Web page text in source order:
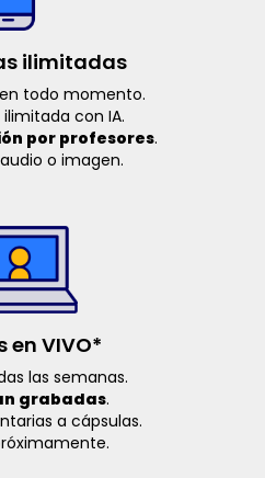
ilimitadas
todo momento.
con IA.
por profesores.
o imagen.
en VIVO*
las semanas.
grabadas.
a cápsulas.